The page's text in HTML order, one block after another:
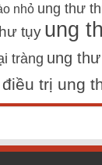
nhỏ ung thư
tụy ung
tràng ung
điều trị ung